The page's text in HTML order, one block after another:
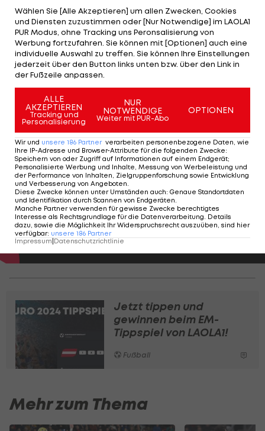
Lamine Yamal: Barcas
Posterboy in großen
Fußstapfen
La Liga
Jetzt tippen und
gewinnen beim EM-
Tippspiel von LAOLA1!
Fußball
Mehr zum Thema
Wählen Sie [Alle Akzeptieren] um allen Zwecken, Cookies
und Diensten zuzustimmen oder [Nur Notwendige] im LAOLA1
PUR Modus, ohne Tracking uns Peronsalisierung von
Werbung fortzufahren. Sie können mit [Optionen] auch eine
individuelle Auswahl zu treffen. Sie können Ihre Einstellungen
jederzeit über den Button links unten bzw. über den Link in
der Fußzeile anpassen.
ALLE
AKZEPTIEREN
Tracking und
Personalisierung
NUR
NOTWENDIGE
Weiter mit PUR-Abo
OPTIONEN
Wir und unsere 186 Partner verarbeiten personenbezogene Daten, wie
Ihre IP-Adresse und Browser-Attribute für die folgenden Zwecke:
Speichern von oder Zugriff auf Informationen auf einem Endgerät;
Personalisierte Werbung und Inhalte, Messung von Werbeleistung und
der Performance von Inhalten, Zielgruppenforschung sowie Entwicklung
und Verbesserung von Angeboten
Diese Zwecke können unter Umständen auch: Genaue Standortdaten
und Identifikation durch Scannen von Endgeräten
Manche Partner verwenden für gewisse Zwecke berechtigtes
Interesse als Rechtsgrundlage für die Datenverarbeitung. Details
dazu, sowie die Möglichkeit Ihr Widerspruchsrecht auszuüben, sind hier
verfügbar: unsere 186 Partner
Impressum|Datenschutzrichtlinie